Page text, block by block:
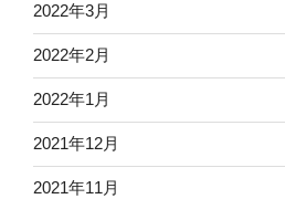
2022年3月
2022年2月
2022年1月
2021年12月
2021年11月